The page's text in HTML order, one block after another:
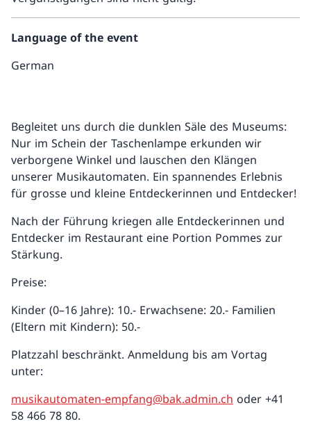
Language of the event
German
Begleitet uns durch die dunklen Säle des Museums:
Nur im Schein der Taschenlampe erkunden wir
verborgene Winkel und lauschen den Klängen
unserer Musikautomaten. Ein spannendes Erlebnis
für grosse und kleine Entdeckerinnen und Entdecker!
Nach der Führung kriegen alle Entdeckerinnen und
Entdecker im Restaurant eine Portion Pommes zur
Stärkung.
Preise:
Kinder (0–16 Jahre): 10.- Erwachsene: 20.- Familien
(Eltern mit Kindern): 50.-
Platzzahl beschränkt. Anmeldung bis am Vortag
unter:
musikautomaten-empfang@bak.admin.ch oder +41
58 466 78 80.